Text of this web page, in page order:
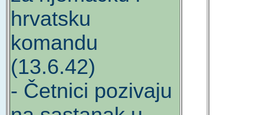
hrvatsku
komandu
(13.6.42)
- Četnici pozivaju